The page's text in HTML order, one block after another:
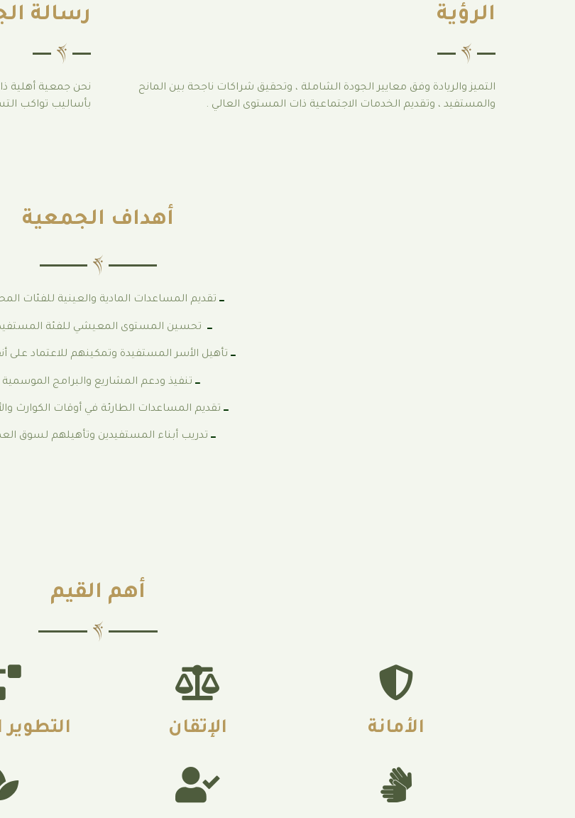
الرؤية
التميز والريادة وفق معايير الجودة الشاملة ، وتحقيق شراكات ناجحة بين المانح
والمستفيد ، وتقديم الخدمات الاجتماعية ذات المستوى العالي .
رسالة
نحن جمعية أهلية
بأساليب تواكب
أهداف الجمعية
ـــ تقديم المساعدات المادية والعينية للفئات
ـــ تحسين المستوى المعيشي للفئة
ـــ تأهيل الأسر المستفيدة وتمكينهم للاعتماد على
ـــ تنفيذ ودعم المشاريع والبرامج الموسمية
ـــ تقديم المساعدات الطارئة في أوقات الكوارث
ـــ تدريب أبناء المستفيدين وتأهيلهم لسوق
أهم القيم
الأمانة الإتقان